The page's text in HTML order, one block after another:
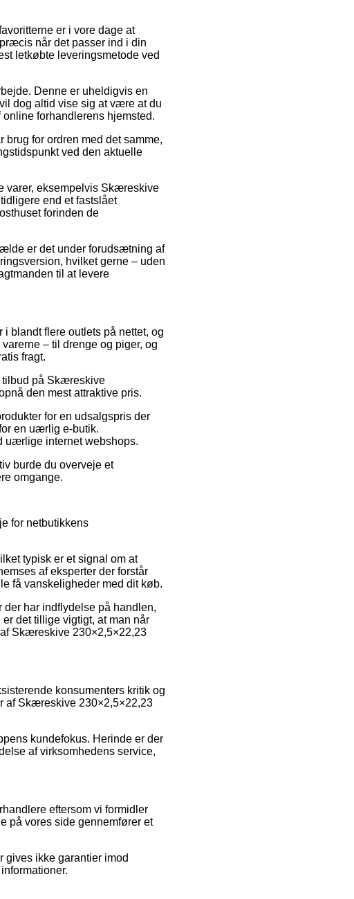
er i vore dage at
når det passer ind i din
letkøbte leveringsmetode ved
Denne er uheldigvis en
dog altid vise sig at være at du
forhandlerens hjemsted.
for ordren med det samme,
ved den aktuelle
varer, eksempelvis Skæreskive
end et fastslået
forinden de
er det under forudsætning af
hvilket gerne – uden
til at levere
blandt flere outlets på nettet, og
– til drenge og piger, og
fragt.
tilbud på Skæreskive
den mest attraktive pris.
for en udsalgspris der
en uærlig e-butik.
uærlige internet webshops.
burde du overveje et
omgange.
for netbutikkens
typisk er et signal om at
af eksperter der forstår
få vanskeligheder med dit køb.
der har indflydelse på handlen,
det tillige vigtigt, at man når
Skæreskive 230×2,5×22,23
konsumenters kritik og
af Skæreskive 230×2,5×22,23
kundefokus. Herinde er der
af virksomhedens service,
eftersom vi formidler
på vores side gennemfører et
ikke garantier imod